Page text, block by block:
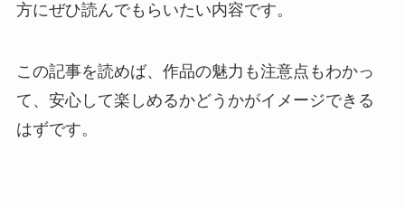
方にぜひ読んでもらいたい内容です。
この記事を読めば、作品の魅力も注意点もわかっ
て、安心して楽しめるかどうかがイメージできる
はずです。